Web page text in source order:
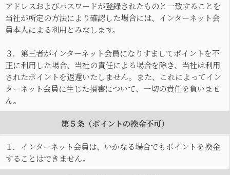
アドレスおよびパスワードが登録されたものと一致することを
当社が所定の方法により確認した場合には、インターネット会
員本人による利用とみなします。
３．第三者がインターネット会員になりすましてポイントを不
正に利用した場合、当社の責任による場合を除き、当社は利用
されたポイントを返還いたしません。また、これによってイン
ターネット会員に生じた損害について、一切の責任を負いませ
ん。
第５条（ポイントの換金不可）
１．インターネット会員は、いかなる場合でもポイントを換金
することはできません。